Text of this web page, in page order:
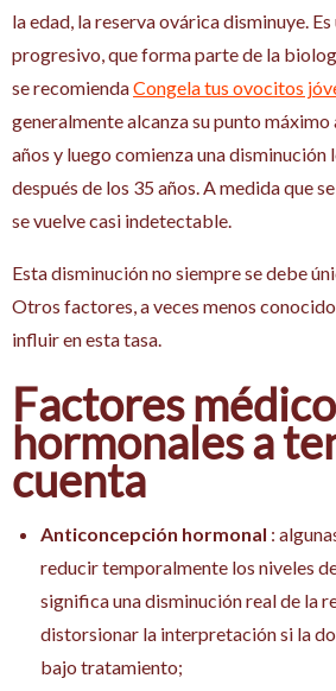
la edad, la reserva ovárica disminuye.
progresivo, que forma parte de la
se recomiendaCongela tus ovocitos
generalmente alcanza su punto
años y luego comienza una disminución
después de los 35 años. A medida que
se vuelve casi indetectable.
Esta disminución no siempre se debe
Otros factores, a veces menos
influir en esta tasa.
Factores
hormonales a
cuenta
Anticoncepción hormonal :
reducir temporalmente los niveles
significa una disminución real de la
distorsionar la interpretación si la
bajo tratamiento;